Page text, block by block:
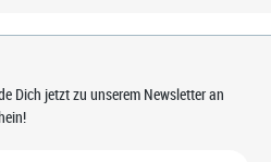
Dich jetzt zu unserem Newsletter an